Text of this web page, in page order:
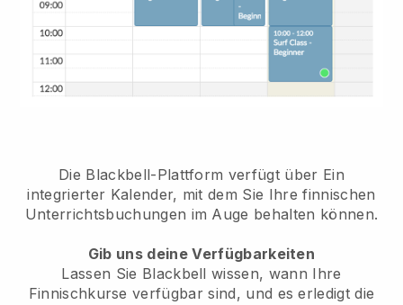
Die Blackbell-Plattform verfügt über Ein
integrierter Kalender, mit dem Sie Ihre finnischen
Unterrichtsbuchungen im Auge behalten können.
Gib uns deine Verfügbarkeiten
Lassen Sie Blackbell wissen, wann Ihre
Finnischkurse verfügbar sind, und es erledigt die